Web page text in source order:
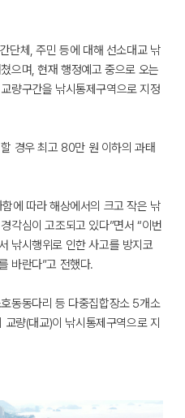
단체, 주민 등에 대해 선소대교 낚
으며, 현재 행정예고 중으로 오는
량구간을 낚시통제구역으로 지정
경우 최고 80만 원 이하의 과태
에 따라 해상에서의 크고 작은 낚
각심이 고조되고 있다”면서 “이번
낚시행위로 인한 사고를 방지코
바란다”고 전했다.
동동다리 등 다중집합장소 5개소
량(대교)이 낚시통제구역으로 지